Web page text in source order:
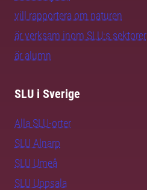
vill rapportera om naturen
är verksam inom SLU:s sektorer
är alumn
SLU i Sverige
Alla SLU-orter
SLU Alnarp
SLU Umeå
SLU Uppsala